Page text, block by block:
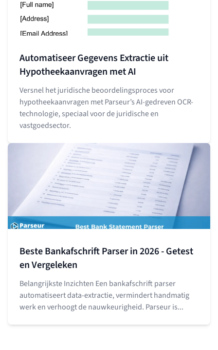
Automatiseer Gegevens Extractie uit
Hypotheekaanvragen met AI
Versnel het juridische beoordelingsproces voor
hypotheekaanvragen met Parseur’s AI-gedreven OCR-
technologie, speciaal voor de juridische en
vastgoedsector.
Beste Bankafschrift Parser in 2026 - Getest
en Vergeleken
Belangrijkste Inzichten Een bankafschrift parser
automatiseert data-extractie, vermindert handmatig
werk en verhoogt de nauwkeurigheid. Parseur is...